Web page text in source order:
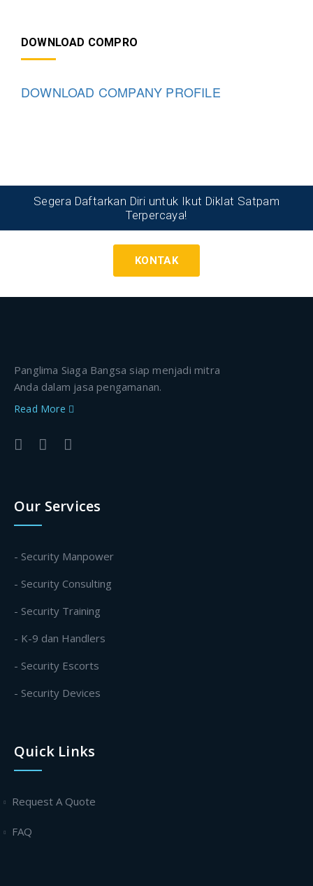
DOWNLOAD COMPRO
DOWNLOAD COMPANY PROFILE
Segera Daftarkan Diri untuk Ikut Diklat Satpam
Terpercaya!
KONTAK
Panglima Siaga Bangsa siap menjadi mitra
Anda dalam jasa pengamanan.
Read More
Our Services
- Security Manpower
- Security Consulting
- Security Training
- K-9 dan Handlers
- Security Escorts
- Security Devices
Quick Links
Request A Quote
FAQ